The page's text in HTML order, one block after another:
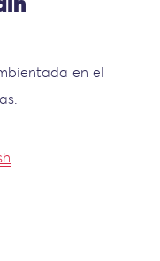
en el